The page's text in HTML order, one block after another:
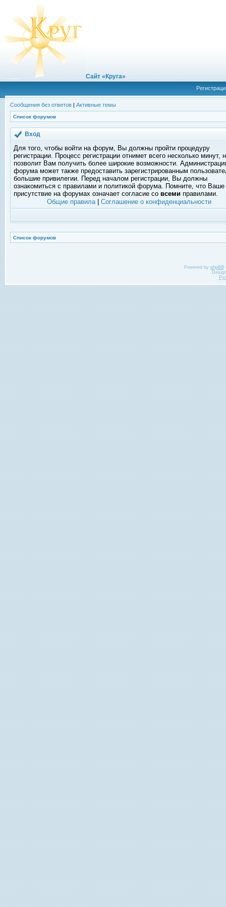
Сайт «Круга»
Сообщения без ответов | Активные темы
Список форумов
Вход
Для того, чтобы войти на форум, Вы должны пройти процедуру
регистрации. Процесс регистрации отнимет всего несколько минут,
позволит Вам получить более широкие возможности.
форума может также предоставить зарегистрированным
большие привилегии. Перед началом регистрации, Вы должны
ознакомиться с правилами и политикой форума. Помните, что Ваше
присутствие на форумах означает согласие со всеми правилами.
Общие правила| Соглашение о конфиденциальности
Список форумов
Powered by phpBB